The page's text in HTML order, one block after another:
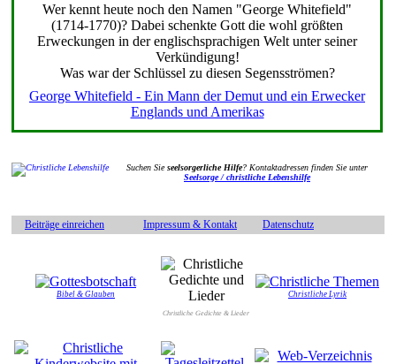
Wer kennt heute noch den Namen "George Whitefield"
(1714-1770)? Dabei schenkte Gott die wohl größten
Erweckungen in der englischsprachigen Welt unter seiner
Verkündigung!
Was war der Schlüssel zu diesen Segensströmen?
George Whitefield - Ein Mann der Demut und ein Erwecker
Englands und Amerikas
Suchen Sieseelsorgerliche Hilfe? Kontaktadressen finden Sie unter
Seelsorge / christliche Lebenshilfe
Beiträge einreichen Impressum & Kontakt Datenschutz
Bibel & Glauben
Christliche Gedichte & Lieder
Christliche Lyrik